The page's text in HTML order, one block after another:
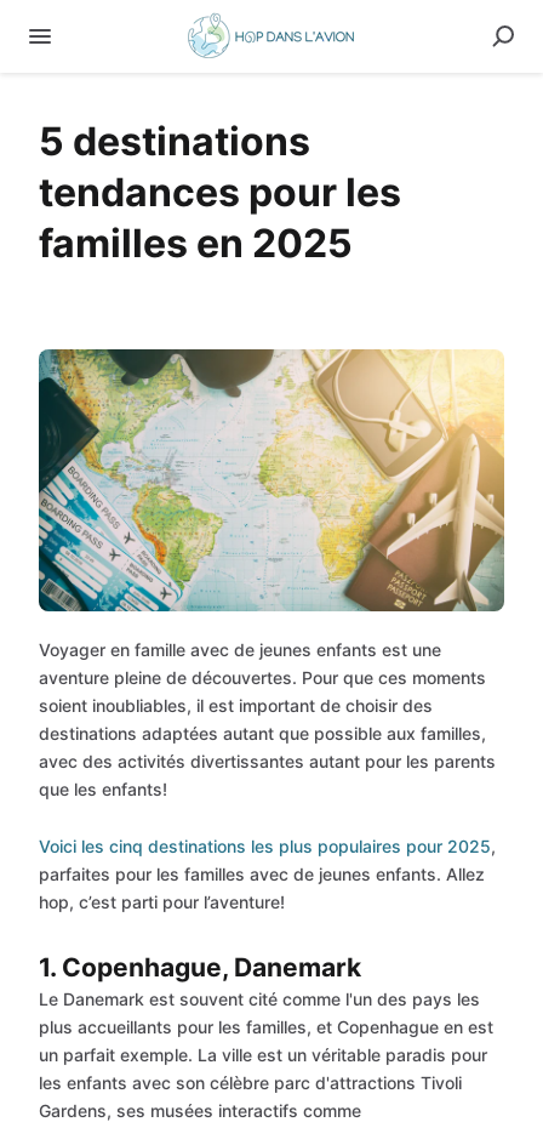
5 destinations
tendances pour les
familles en 2025
Voyager en famille avec de jeunes enfants est une
aventure pleine de découvertes. Pour que ces moments
soient inoubliables, il est important de choisir des
destinations adaptées autant que possible aux familles,
avec des activités divertissantes autant pour les parents
que les enfants!
Voici les cinq destinations les plus populaires pour 2025,
parfaites pour les familles avec de jeunes enfants. Allez
hop, c’est parti pour l’aventure!
1. Copenhague, Danemark
Le Danemark est souvent cité comme l'un des pays les
plus accueillants pour les familles, et Copenhague en est
un parfait exemple. La ville est un véritable paradis pour
les enfants avec son célèbre parc d'attractions Tivoli
Gardens, ses musées interactifs comme